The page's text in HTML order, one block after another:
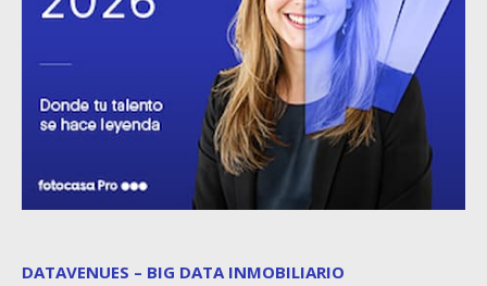
DATAVENUES – BIG DATA INMOBILIARIO